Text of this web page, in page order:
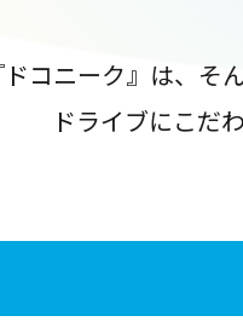
ドコニーク』は、
ドライブにこだ